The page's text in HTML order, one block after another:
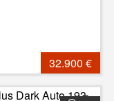
32.900 €